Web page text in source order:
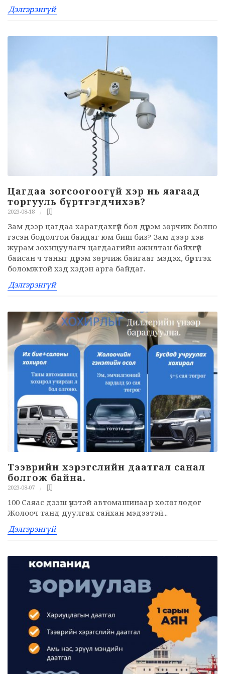
Дэлгэрэнгүй
Цагдаа зогсоогоогүй хэр нь яагаад
торгууль бүртгэгдчихэв?
2023-08-18
Зам дээр цагдаа харагдахгүй бол дүрэм зөрчиж болно
гэсэн бодолтой байдаг юм биш биз? Зам дээр хэв
журам зохицуулагч цагдаагийн ажилтан байхгүй
байсан ч таныг дүрэм зөрчиж байгааг мэдэх, бүртгэх
боломжтой хэд хэдэн арга байдаг.
Дэлгэрэнгүй
Тээврийн хэрэгслийн даатгал санал
болгож байна.
2023-08-07
100 Саяас дээш үнэтэй автомашинаар хөлөглөдөг
Жолооч танд дуулгах сайхан мэдээтэй...
Дэлгэрэнгүй